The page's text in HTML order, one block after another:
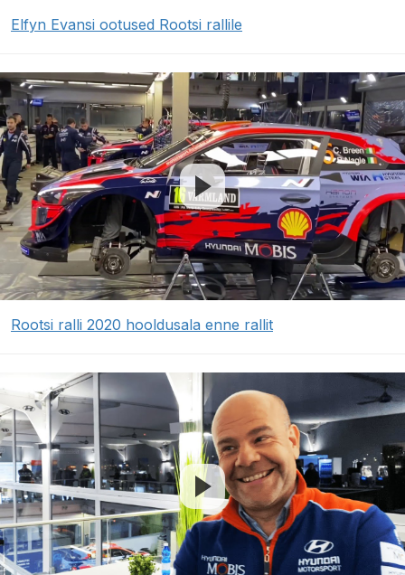
Elfyn Evansi ootused Rootsi rallile
Rootsi ralli 2020 hooldusala enne rallit